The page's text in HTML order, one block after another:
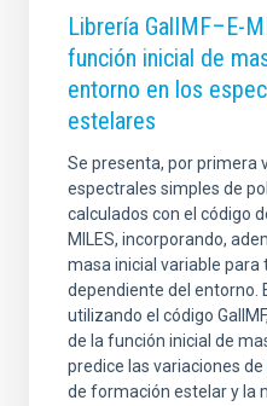
Librería GalIMF–E-
función inicial de
entorno en los
estelares
Se presenta, por primera
espectrales simples de
calculados con el código
MILES, incorporando,
masa inicial variable para
dependiente del entorno.
utilizando el código
de la función inicial de
predice las variaciones
de formación estelar y la